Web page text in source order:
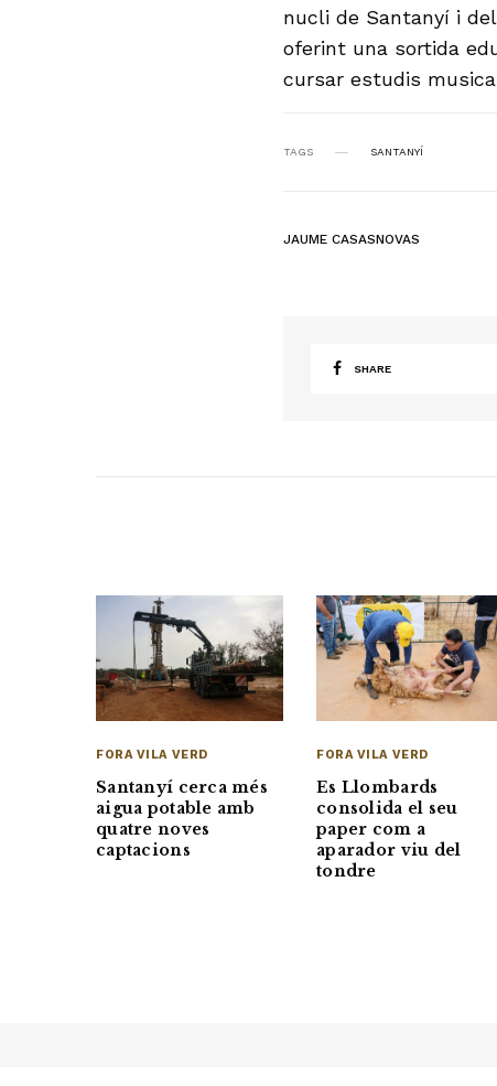
nucli de Santanyí i
oferint una sortida
cursar estudis
TAGS SANTANYÍ
JAUME CASASNOVAS
SHARE
FORA VILA VERD
Santanyí cerca més
aigua potable amb
quatre noves
captacions
FORA VILA VERD
Es Llombards
consolida el seu
paper com a
aparador viu del
tondre